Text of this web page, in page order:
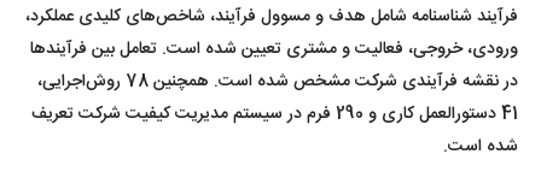
فرآیند شناسنامه شامل هدف و مسوول فرآیند، شاخص‌های کلیدی عملکرد،
ورودی، خروجی، فعالیت و مشتری تعیین شده است. تعامل بین فرآیندها
در نقشه فرآیندی شرکت مشخص شده است. همچنین 78 روش‌اجرایی،
41 دستورالعمل کاری و 290 فرم در سیستم مدیریت کیفیت شرکت تعریف
شده است.